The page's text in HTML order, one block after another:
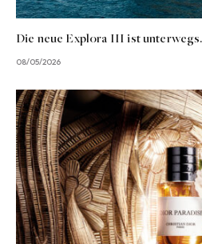
Die neue Explora III ist
08/05/2026